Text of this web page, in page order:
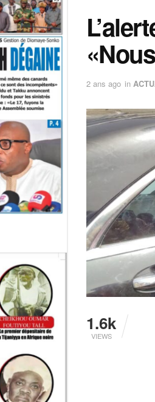
2 ans ago in
1.6k
VIEWS